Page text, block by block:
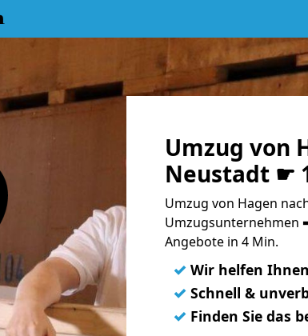
Umzug von
Neustadt ☛
Umzug von Hagen
Umzugsunternehmen
Angebote in 4 Min.
✓ Wir helfen
✓ Schnell &
✓ Finden Sie das